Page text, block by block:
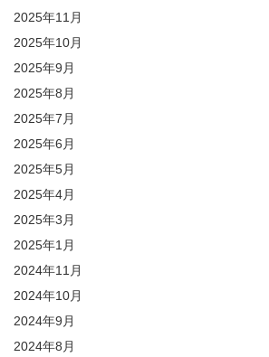
2025年11月
2025年10月
2025年9月
2025年8月
2025年7月
2025年6月
2025年5月
2025年4月
2025年3月
2025年1月
2024年11月
2024年10月
2024年9月
2024年8月